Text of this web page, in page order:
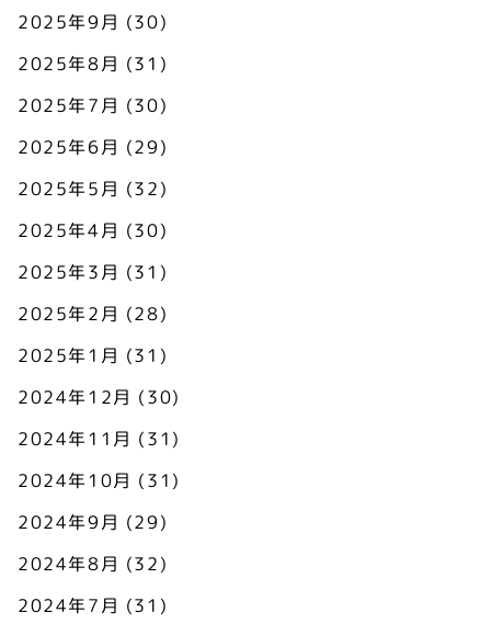
2025年9月 (30)
2025年8月 (31)
2025年7月 (30)
2025年6月 (29)
2025年5月 (32)
2025年4月 (30)
2025年3月 (31)
2025年2月 (28)
2025年1月 (31)
2024年12月 (30)
2024年11月 (31)
2024年10月 (31)
2024年9月 (29)
2024年8月 (32)
2024年7月 (31)